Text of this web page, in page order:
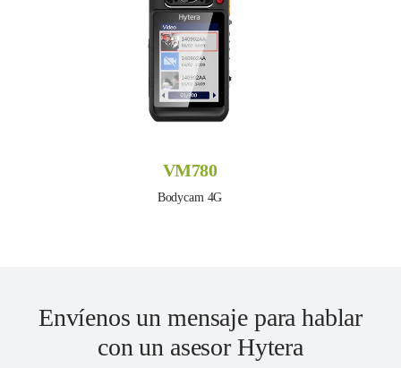
VM780
Bodycam 4G
Envíenos un mensaje para hablar
con un asesor Hytera